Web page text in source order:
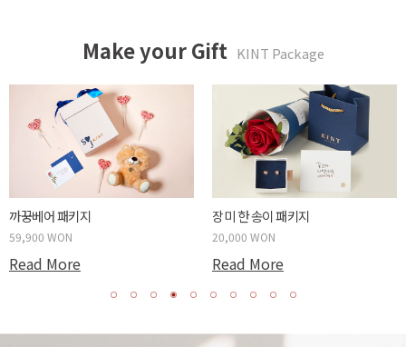
Make your Gift KINT Package
까꿍베어 패키지
59,900 WON
Read More
장미 한 송이 패키지
20,000 WON
Read More